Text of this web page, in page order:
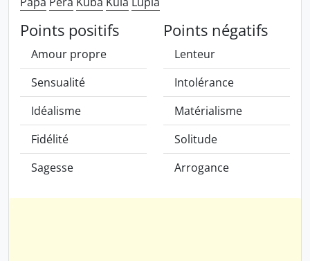
Points positifs
Amour propre
Sensualité
Idéalisme
Fidélité
Sagesse
Points négatifs
Lenteur
Intolérance
Matérialisme
Solitude
Arrogance